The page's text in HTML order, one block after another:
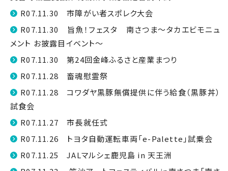
R07.11.30 市障がい者スポレク大会
R07.11.30 旨魚！フェスタ 南さつま～タカエビモニュ
メント お披露目イベント～
R07.11.30 第24回金峰ふるさと産業まつり
R07.11.28 畜魂慰霊祭
R07.11.28 コワダヤ黒豚無償提供に伴う給食（黒豚丼）
試食会
R07.11.27 市長就任式
R07.11.26 トヨタ自動運転車両「e-Palette」試乗会
R07.11.25 JALマルシェ鹿児島 in 天王洲